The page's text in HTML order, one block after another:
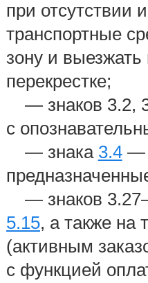
при отсутствии
транспортные
зону и
перекрестке;
— знаков 3.2,
с
— знака 3.4—
— знаков
5.15, а также на
(активным
с функцией